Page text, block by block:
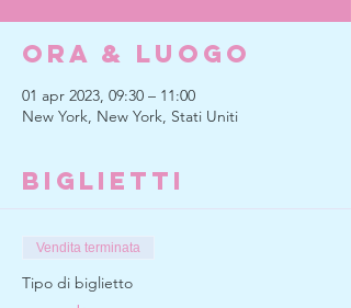
Ora & Luogo
01 apr 2023, 09:30 – 11:00
New York, New York, Stati Uniti
Biglietti
Vendita terminata
Tipo di biglietto